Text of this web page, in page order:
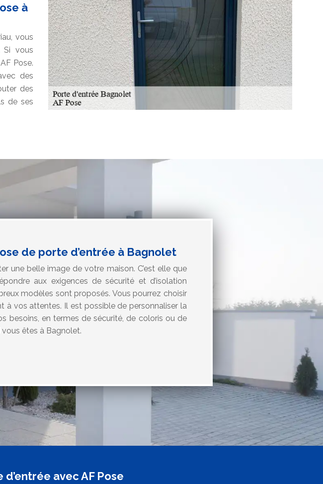
à
vous
Si vous
Pose.
des
des
de ses
de porte d’entrée à Bagnolet
une belle image de votre maison. C’est elle que
aux exigences de sécurité et d’isolation
modèles sont proposés. Vous pourrez choisir
à vos attentes. Il est possible de personnaliser la
besoins, en termes de sécurité, de coloris ou de
êtes à Bagnolet.
avec AF Pose